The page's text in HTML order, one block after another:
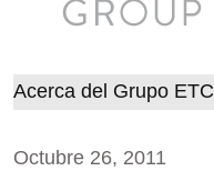
Octubre 26, 2011
Acerca del Grupo ETC